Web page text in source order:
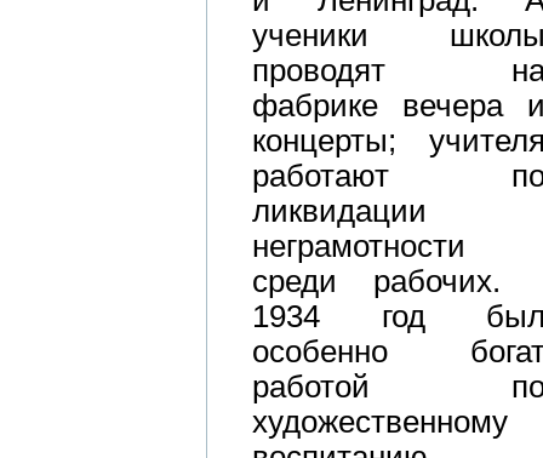
ученики
проводят
фабрике вечера
концерты;
работают
ликвидации
неграмотности
среди
1934 год
особенно
работой
художественному